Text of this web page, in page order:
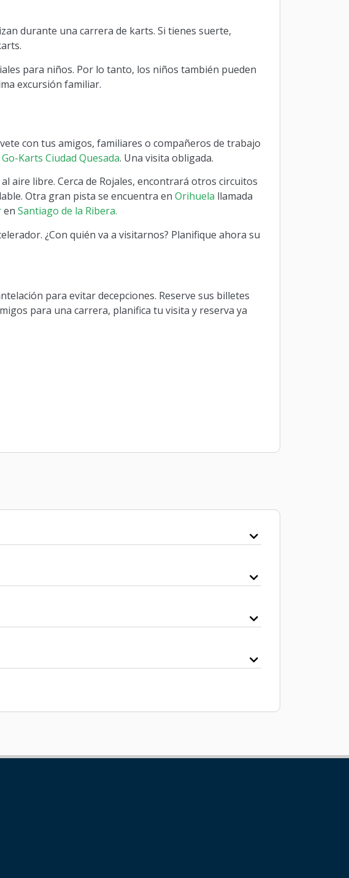
durante una carrera de karts. Si tienes suerte,
para niños. Por lo tanto, los niños también pueden
excursión familiar.
con tus amigos, familiares o compañeros de trabajo
Go-Karts Ciudad Quesada. Una visita obligada.
aire libre. Cerca de Rojales, encontrará otros circuitos
Otra gran pista se encuentra en Orihuela llamada
en Santiago de la Ribera.
¿Con quién va a visitarnos? Planifique ahora su
para evitar decepciones. Reserve sus billetes
para una carrera, planifica tu visita y reserva ya